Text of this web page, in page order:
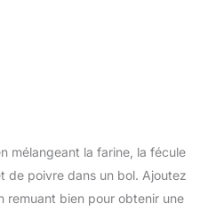
mélangeant la farine, la fécule
de poivre dans un bol. Ajoutez
remuant bien pour obtenir une